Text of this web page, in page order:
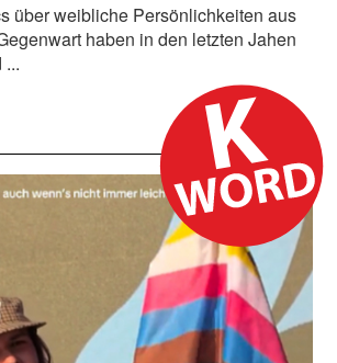
über weibliche Persönlichkeiten aus
haben in den letzten Jahen
...